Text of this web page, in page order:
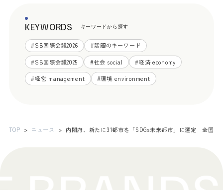
KEYWORDS キーワードから探す
#SB国際会議2026 #話題のキーワード
#SB国際会議2025 #社会 social #経済 economy
#経営 management #環境 environment
TOP ニュース 内閣府、新たに31都市を「SDGs未来都市」に選定 全国で